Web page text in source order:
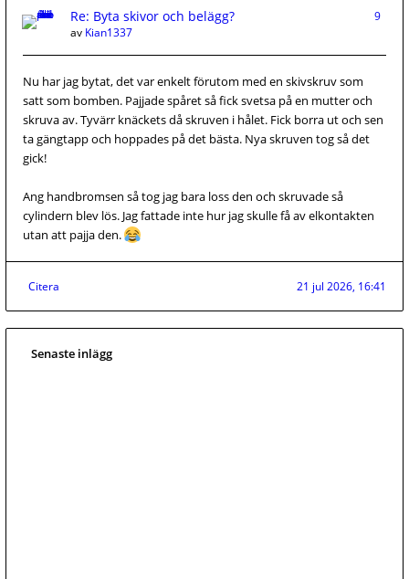
Re: Byta skivor och belägg?
9
av Kian1337
Nu har jag bytat, det var enkelt förutom med en skivskruv som
satt som bomben. Pajjade spåret så fick svetsa på en mutter och
skruva av. Tyvärr knäckets då skruven i hålet. Fick borra ut och sen
ta gängtapp och hoppades på det bästa. Nya skruven tog så det
gick!
Ang handbromsen så tog jag bara loss den och skruvade så
cylindern blev lös. Jag fattade inte hur jag skulle få av elkontakten
utan att pajja den.
Citera 21 jul 2026, 16:41
Senaste inlägg